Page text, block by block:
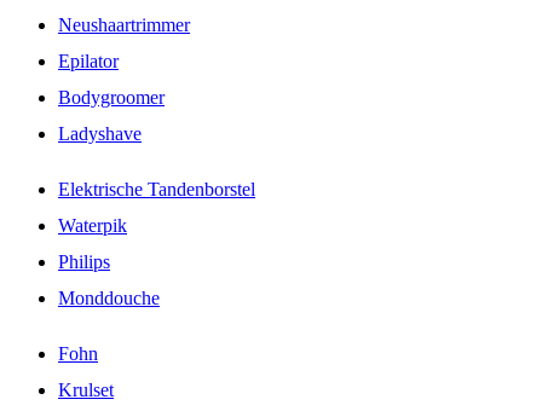
Neushaartrimmer
Epilator
Bodygroomer
Ladyshave
Elektrische Tandenborstel
Waterpik
Philips
Monddouche
Fohn
Krulset